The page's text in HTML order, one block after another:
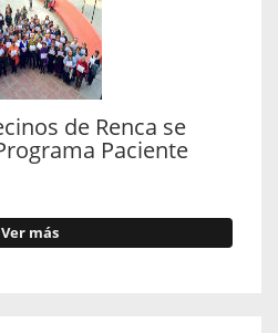
de Renca se
Paciente
Ver más